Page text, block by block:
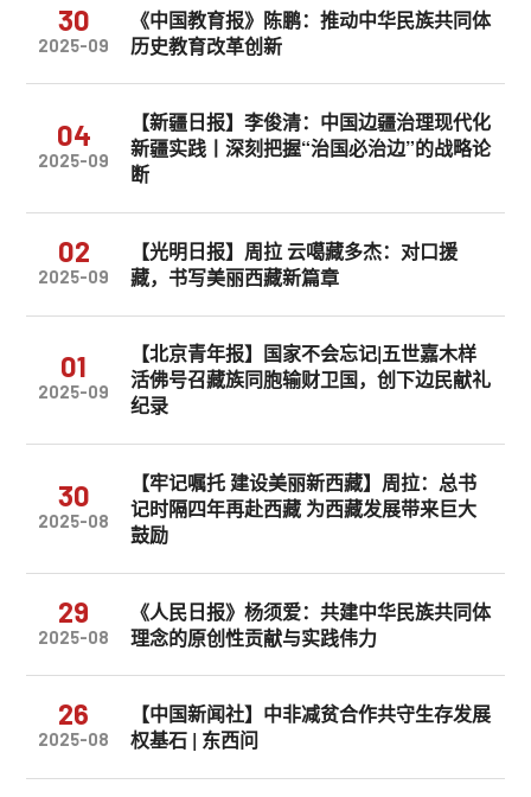
30
2025-09
《中国教育报》陈鹏：推动中华民族共同体
历史教育改革创新
04
2025-09
【新疆日报】李俊清：中国边疆治理现代化
新疆实践丨深刻把握“治国必治边”的战略论
断
02
2025-09
【光明日报】周拉 云噶藏多杰：对口援
藏，书写美丽西藏新篇章
01
2025-09
【北京青年报】国家不会忘记|五世嘉木样
活佛号召藏族同胞输财卫国，创下边民献礼
纪录
30
2025-08
【牢记嘱托 建设美丽新西藏】周拉：总书
记时隔四年再赴西藏 为西藏发展带来巨大
鼓励
29
2025-08
《人民日报》杨须爱：共建中华民族共同体
理念的原创性贡献与实践伟力
26
2025-08
【中国新闻社】中非减贫合作共守生存发展
权基石 | 东西问